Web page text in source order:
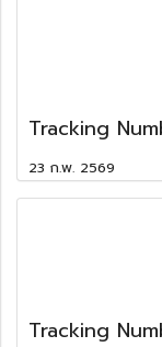
Tracking
23 ก.พ. 2569
Tracking